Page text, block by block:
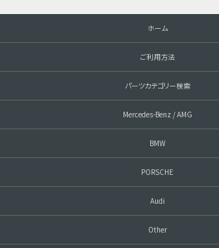
ホーム
ご利用方法
パーツカテゴリー検索
Mercedes-Benz / AMG
BMW
PORSCHE
Audi
Other